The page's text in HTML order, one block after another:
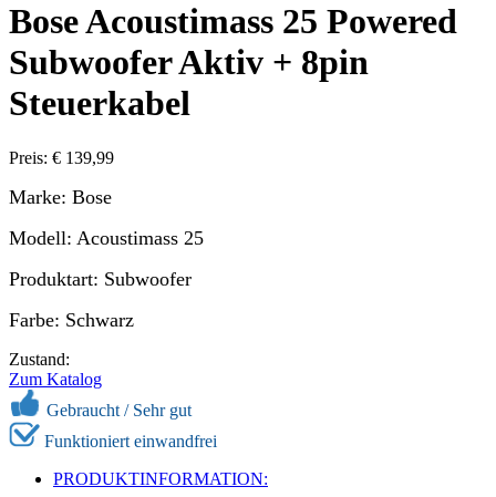
Bose Acoustimass 25 Powered
Subwoofer Aktiv + 8pin
Steuerkabel
Preis: € 139,99
Marke: Bose
Modell: Acoustimass 25
Produktart: Subwoofer
Farbe: Schwarz
Zustand:
Zum Katalog
Gebraucht / Sehr gut
Funktioniert einwandfrei
PRODUKTINFORMATION: